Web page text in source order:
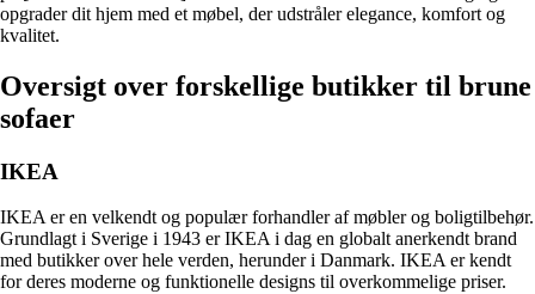
opgrader dit hjem med et møbel, der udstråler elegance, komfort og
kvalitet.
Oversigt over forskellige butikker til brune
sofaer
IKEA
IKEA er en velkendt og populær forhandler af møbler og boligtilbehør.
Grundlagt i Sverige i 1943 er IKEA i dag en globalt anerkendt brand
med butikker over hele verden, herunder i Danmark. IKEA er kendt
for deres moderne og funktionelle designs til overkommelige priser.